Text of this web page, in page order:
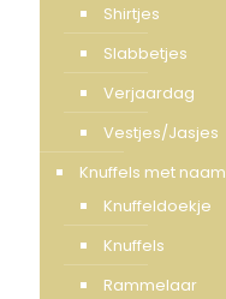
Shirtjes
Slabbetjes
Verjaardag
Vestjes/Jasjes
Knuffels met naam
Knuffeldoekje
Knuffels
Rammelaar